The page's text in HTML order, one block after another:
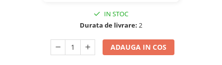
IN STOC
Durata de livrare: 2
ADAUGA IN COS